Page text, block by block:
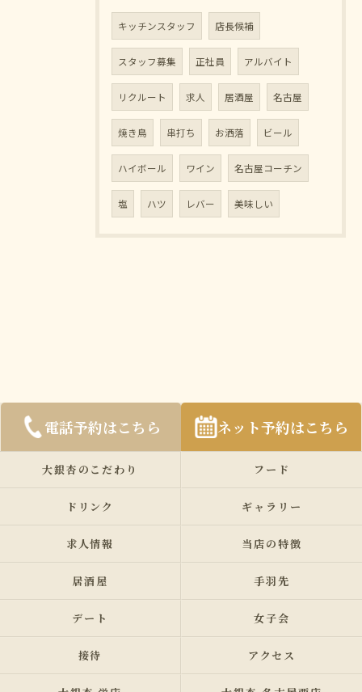
キッチンスタッフ 店長候補
スタッフ募集 正社員 アルバイト
リクルート 求人 居酒屋 名古屋
焼き鳥 串打ち お洒落 ビール
ハイボール ワイン 名古屋コーチン
塩 ハツ レバー 美味しい
電話予約はこちら ネット予約はこちら
大銀杏のこだわり フード
ドリンク ギャラリー
求人情報 当店の特徴
居酒屋 手羽先
デート 女子会
接待 アクセス